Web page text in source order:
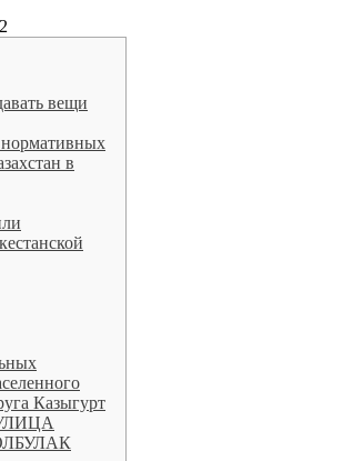
вещи
в
Казыгурт
УЛИЦА